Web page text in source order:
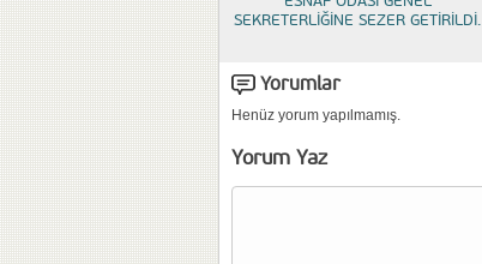
SEKRETERLİĞİNE SEZER GETİRİLDİ.
Yorumlar
Henüz yorum yapılmamış.
Yorum Yaz